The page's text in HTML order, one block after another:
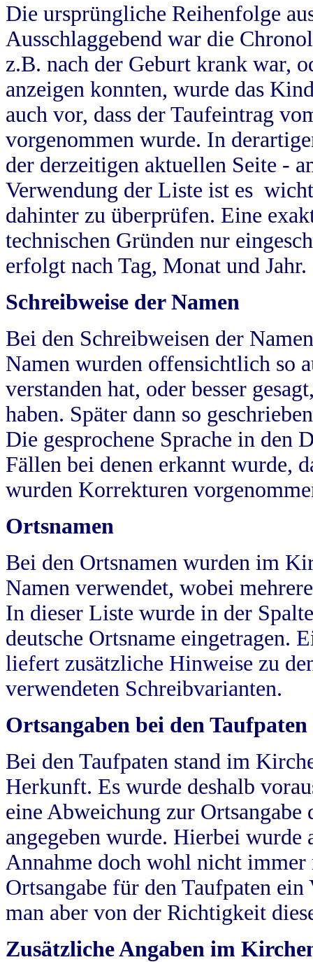
Die ursprüngliche Reihenfolge
Ausschlaggebend war die
z.B. nach der Geburt krank war,
anzeigen konnten, wurde das
auch vor, dass der Taufeintrag
vorgenommen wurde. In
der derzeitigen aktuellen Seite -
Verwendung der Liste ist es
dahinter zu überprüfen. Eine
technischen Gründen nur
erfolgt nach Tag, Monat und Jahr.
Schreibweise der Namen
Bei den Schreibweisen der
Namen wurden offensichtlich so
verstanden hat, oder besser
haben. Später dann so
Die gesprochene Sprache in
Fällen bei denen erkannt wurde,
wurden Korrekturen
Ortsnamen
Bei den Ortsnamen wurden im
Namen verwendet, wobei
In dieser Liste wurde in der
deutsche Ortsname eingetragen.
liefert zusätzliche Hinweise zu
verwendeten Schreibvarianten.
Ortsangaben bei den Taufpaten
Bei den Taufpaten stand im
Herkunft. Es wurde deshalb
eine Abweichung zur
angegeben wurde. Hierbei wurde
Annahme doch wohl nicht
Ortsangabe für den Taufpaten
man aber von der Richtigkeit
Zusätzliche Angaben im